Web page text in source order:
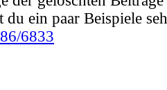
ein paar Beispiele
6833